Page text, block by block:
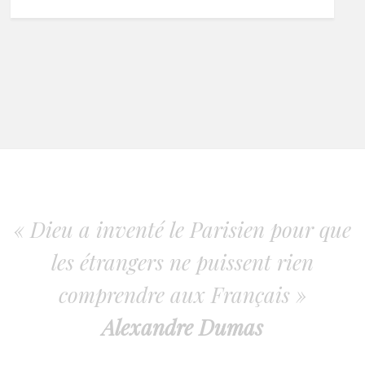
« Dieu a inventé le Parisien pour que
les étrangers ne puissent rien
comprendre aux Français »
Alexandre Dumas